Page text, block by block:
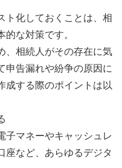
ト化しておくことは、相
な対策です。
、相続人がその存在に気
申告漏れや紛争の原因に
成する際のポイントは以
子マネーやキャッシュレ
座など、あらゆるデジタ